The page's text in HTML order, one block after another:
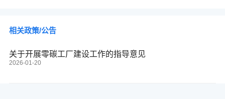
相关政策/公告
关于开展零碳工厂建设工作的指导意见
2026-01-20